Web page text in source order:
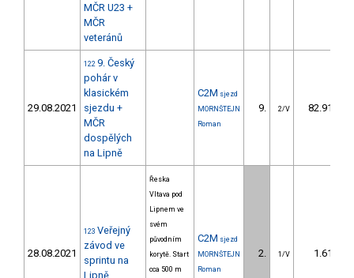
MČR U23 +
MČR
veteránů
29.08.2021
122 9. Český
pohár v
klasickém
sjezdu +
MČR
dospělých
na Lipně
C2M sjezd
MORNŠTEJN
Roman
9. 2/V 82.91
28.08.2021
123 Veřejný
závod ve
sprintu na
Lipně
Řeska
Vltava pod
Lipnem ve
svém
původním
korytě. Start
cca 500 m
C2M sjezd
MORNŠTEJN
Roman
2. 1/V 1.61